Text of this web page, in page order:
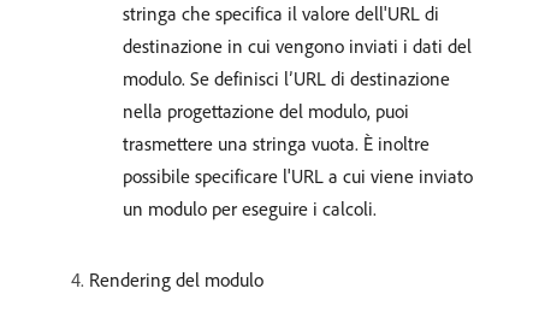
stringa che specifica il valore dell'URL di
destinazione in cui vengono inviati i dati del
modulo. Se definisci l’URL di destinazione
nella progettazione del modulo, puoi
trasmettere una stringa vuota. È inoltre
possibile specificare l'URL a cui viene inviato
un modulo per eseguire i calcoli.
Rendering del modulo